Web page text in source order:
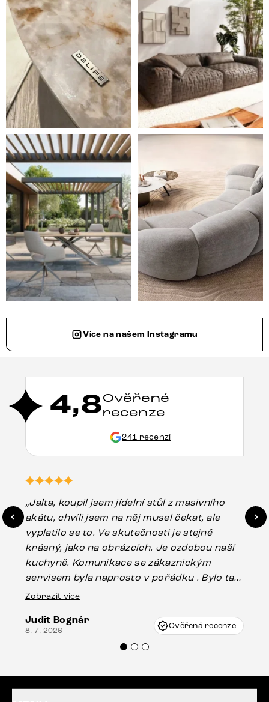
Styl, odolnost a společné chvíle pod širým nebem.
Ne každá pohovka je jen
Více na našem Instagramu
4,8Ověřené
recenze
241 recenzí
„Jalta, koupil jsem jídelní stůl z masivního
akátu, chvíli jsem na něj musel čekat, ale
vyplatilo se to. Ve skutečnosti je stejně
krásný, jako na obrázcích. Je ozdobou naší
kuchyně. Komunikace se zákaznickým
servisem byla naprosto v pořádku . Bylo tam
drobné poškození u nohy stolu, které mohlo
Vincze mi velmi korektně vyšli vstříc.
Doporučuji produkty Delife všem.“
Zobrazit více
Judit Bognár
8. 7. 2026 Ověřená recenze